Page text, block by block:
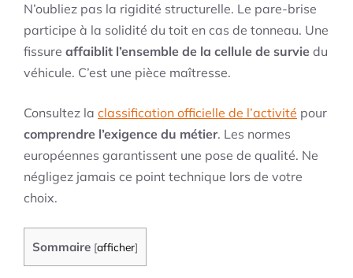
N’oubliez pas la rigidité structurelle. Le pare-brise
participe à la solidité du toit en cas de tonneau. Une
fissure affaiblit l’ensemble de la cellule de survie du
véhicule. C’est une pièce maîtresse.
Consultez la classification officielle de l’activité pour
comprendre l’exigence du métier. Les normes
européennes garantissent une pose de qualité. Ne
négligez jamais ce point technique lors de votre
choix.
Sommaire [afficher]